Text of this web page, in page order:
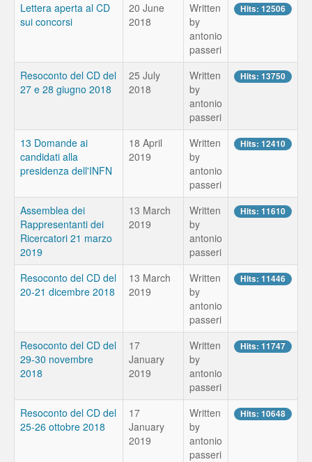
Lettera aperta al CD
sui concorsi
20 June
2018
Written
by
antonio
passeri
Hits: 12506
Resoconto del CD del
27 e 28 giugno 2018
25 July
2018
Written
by
antonio
passeri
Hits: 13750
13 Domande ai
candidati alla
presidenza dell'INFN
18 April
2019
Written
by
antonio
passeri
Hits: 12410
Assemblea dei
Rappresentanti dei
Ricercatori 21 marzo
2019
13 March
2019
Written
by
antonio
passeri
Hits: 11610
Resoconto del CD del
20-21 dicembre 2018
13 March
2019
Written
by
antonio
passeri
Hits: 11446
Resoconto del CD del
29-30 novembre
2018
17
January
2019
Written
by
antonio
passeri
Hits: 11747
Resoconto del CD del
25-26 ottobre 2018
17
January
2019
Written
by
antonio
passeri
Hits: 10648